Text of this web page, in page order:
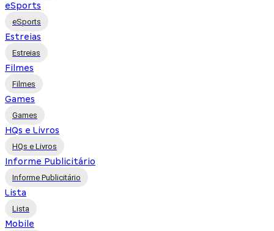
eSports
eSports
Estreias
Estreias
Filmes
Filmes
Games
Games
HQs e Livros
HQs e Livros
Informe Publicitário
Informe Publicitário
Lista
Lista
Mobile